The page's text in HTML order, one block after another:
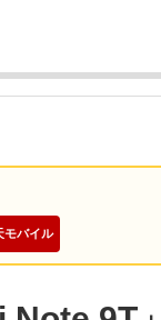
モバイル